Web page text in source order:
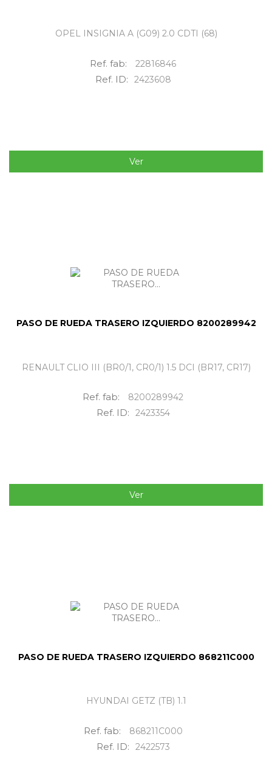
OPEL INSIGNIA A (G09) 2.0 CDTI (68)
Ref. fab: 22816846
Ref. ID: 2423608
Ver
PASO DE RUEDA TRASERO IZQUIERDO 8200289942
RENAULT CLIO III (BR0/1, CR0/1) 1.5 DCI (BR17, CR17)
Ref. fab: 8200289942
Ref. ID: 2423354
Ver
PASO DE RUEDA TRASERO IZQUIERDO 868211C000
HYUNDAI GETZ (TB) 1.1
Ref. fab: 868211C000
Ref. ID: 2422573